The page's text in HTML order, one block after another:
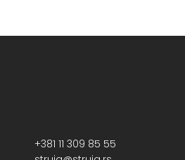
+381 11 309 85 55